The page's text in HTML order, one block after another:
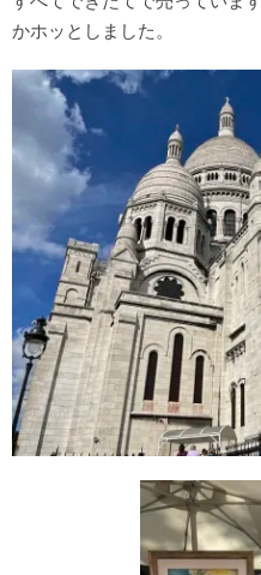
かホッとしました。